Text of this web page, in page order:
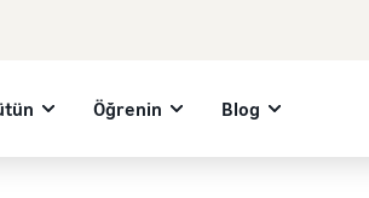
Öğrenin Blog